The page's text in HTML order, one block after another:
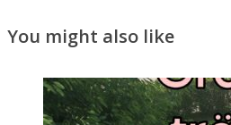
You might also like